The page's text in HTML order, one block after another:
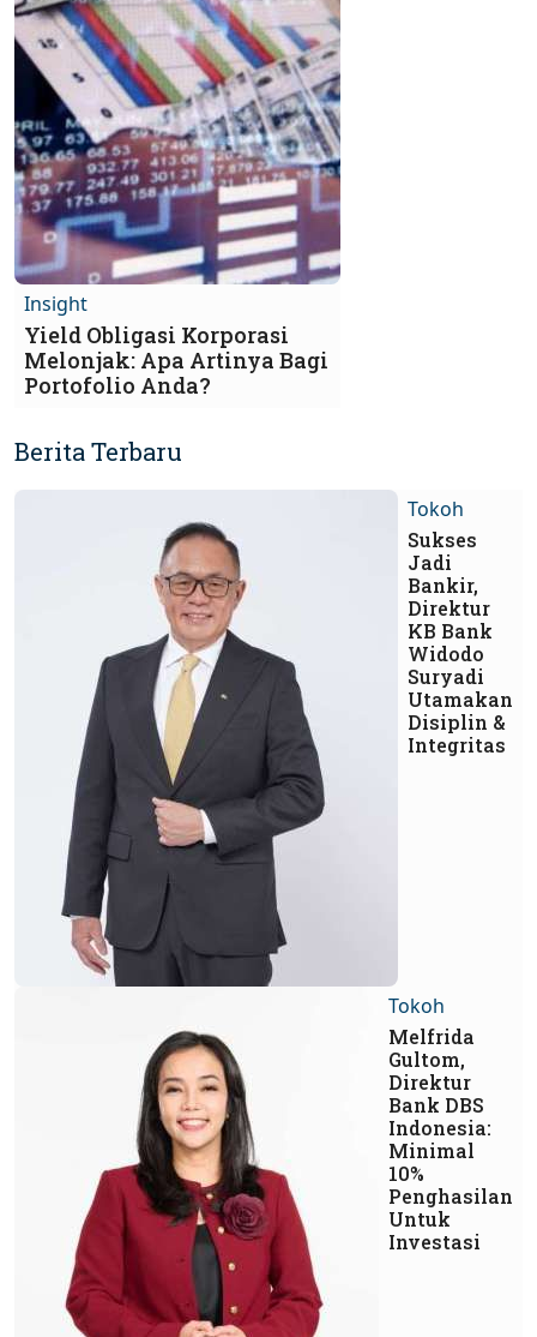
Insight
Yield Obligasi Korporasi
Melonjak: Apa Artinya Bagi
Portofolio Anda?
Berita Terbaru
Tokoh
Sukses
Jadi
Bankir,
Direktur
KB Bank
Widodo
Suryadi
Utamakan
Disiplin &
Integritas
Tokoh
Melfrida
Gultom,
Direktur
Bank DBS
Indonesia:
Minimal
10%
Penghasilan
Untuk
Investasi